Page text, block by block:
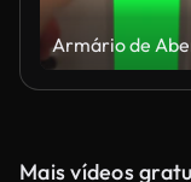
Mais vídeos